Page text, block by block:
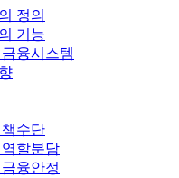
정의
기능
융시스템
수단
할분담
융안정